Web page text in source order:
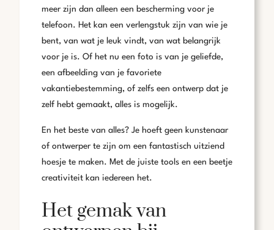
meer zijn dan alleen een bescherming voor je
telefoon. Het kan een verlengstuk zijn van wie je
bent, van wat je leuk vindt, van wat belangrijk
voor je is. Of het nu een foto is van je geliefde,
een afbeelding van je favoriete
vakantiebestemming, of zelfs een ontwerp dat je
zelf hebt gemaakt, alles is mogelijk.
En het beste van alles? Je hoeft geen kunstenaar
of ontwerper te zijn om een fantastisch uitziend
hoesje te maken. Met de juiste tools en een beetje
creativiteit kan iedereen het.
Het gemak van